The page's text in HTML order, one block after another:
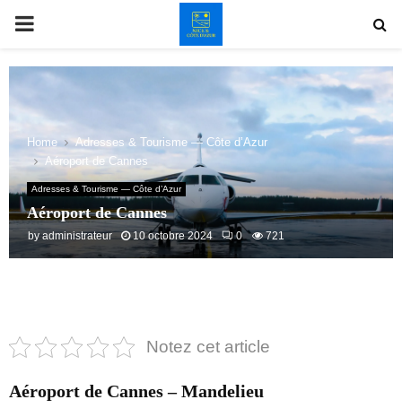
PRIMARY
MENU
Home
Adresses & Tourisme — Côte d’Azur
Aéroport de Cannes
Adresses & Tourisme — Côte d’Azur
Aéroport de Cannes
byadministrateur 10 octobre 2024 0 721
Notez cet article
Aéroport de Cannes – Mandelieu